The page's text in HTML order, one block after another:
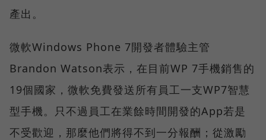
產出。
微軟Windows Phone 7開發者體驗主管
Brandon Watson表示，在目前WP 7手機銷售的
19個國家，微軟免費發送所有員工一支WP7智慧
型手機。只不過員工在業餘時間開發的App若是
不受歡迎，那麼他們將得不到一分報酬；從激勵